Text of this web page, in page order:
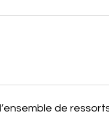
de